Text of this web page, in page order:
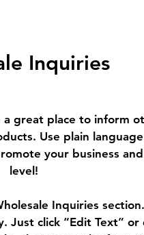
Inquiries
a great place to inform
Use plain
your business
level!
Inquiries
Just click “Edit Text”